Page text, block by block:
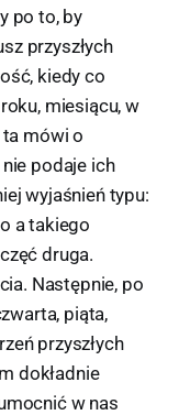
po to, by
przyszłych
kiedy co
miesiącu, w
ta mówi o
podaje ich
wyjaśnień typu:
a takiego
druga.
Następnie, po
piąta,
przyszłych
dokładnie
w nas